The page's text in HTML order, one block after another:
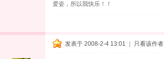
爱姿，所以我快乐！！
发表于 2008-2-4 13:01 只看该作者